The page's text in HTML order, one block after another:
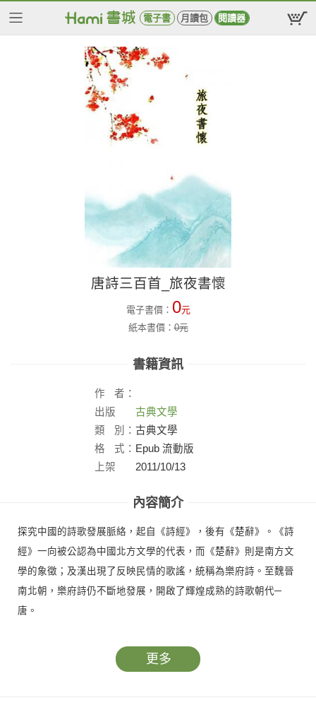
電子書 月讀包 閱讀器
唐詩三百首_旅夜書懷
電子書價： 0元
紙本書價：0元
書籍資訊
作
者：
出版
社：
古典文學
類
別： 古典文學
格
式： Epub 流動版
上架
2011/10/13
內容簡介
探究中國的詩歌發展脈絡，起自《詩經》，後有《楚辭》。《詩
經》一向被公認為中國北方文學的代表，而《楚辭》則是南方文
學的象徵；及漢出現了反映民情的歌謠，統稱為樂府詩。至魏晉
南北朝，樂府詩仍不斷地發展，開啟了輝煌成熟的詩歌朝代─
唐。
更多